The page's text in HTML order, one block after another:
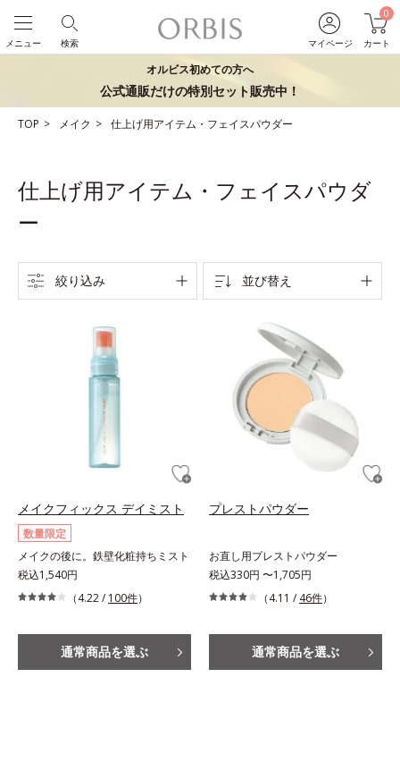
マイページ
0
カート
検索
メニュー
オルビス初めての方へ
公式通販だけの特別セット販売中！
TOP メイク 仕上げ用アイテム・フェイスパウダー
仕上げ用アイテム・フェイスパウダ
ー
絞り込み 並び替え
メイクフィックス デイミスト
数量限定
メイクの後に。鉄壁化粧持ちミスト
税込1,540円
（4.22 / 100件）
通常商品を選ぶ
プレストパウダー
お直し用プレストパウダー
税込330円 〜1,705円
（4.11 / 46件）
通常商品を選ぶ